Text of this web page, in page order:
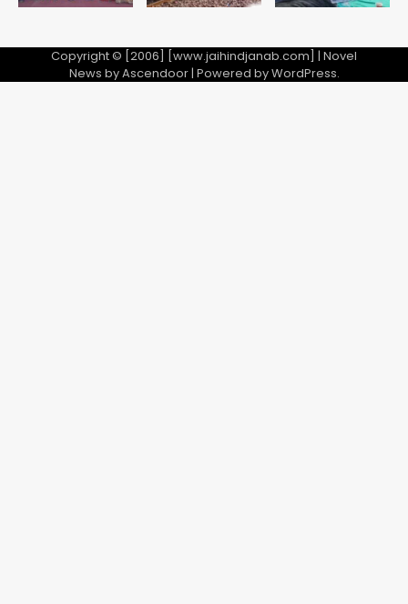
Copyright © [2006] [www.jaihindjanab.com] | Novel
News byAscendoor| Powered byWordPress.